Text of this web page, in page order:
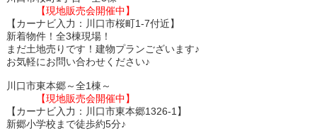
【現地販売会開催中】
【カーナビ入力：川口市桜町1-7付近】
新着物件！全3棟現場！
まだ土地売りです！建物プランございます♪
お気軽にお問い合わせください♪
川口市東本郷～全1棟～
【現地販売会開催中】
【カーナビ入力：川口市東本郷1326-1】
新郷小学校まで徒歩約5分♪